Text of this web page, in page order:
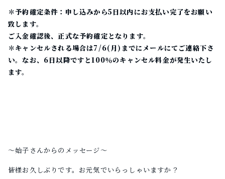
＊予約確定条件：申し込みから5日以内にお支払い完了をお願い
致します。
ご入金確認後、正式な予約確定となります。
＊キャンセルされる場合は7/6(月)までにメールにてご連絡下さ
い。なお、6日以降ですと100％のキャンセル料金が発生いたし
ます。
〜始子さんからのメッセージ〜
皆様お久しぶりです。お元気でいらっしゃいますか？